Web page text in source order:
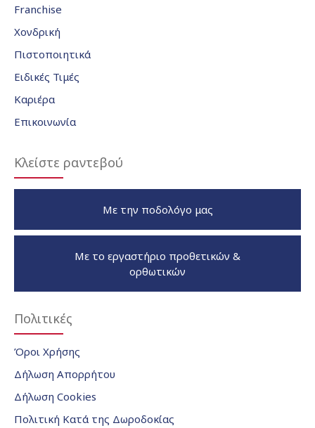
Franchise
Χονδρική
Πιστοποιητικά
Ειδικές Τιμές
Καριέρα
Επικοινωνία
Κλείστε ραντεβού
Με την ποδολόγο μας
Με το εργαστήριο προθετικών &
ορθωτικών
Πολιτικές
Όροι Χρήσης
Δήλωση Απορρήτου
Δήλωση Cookies
Πολιτική Κατά της Δωροδοκίας